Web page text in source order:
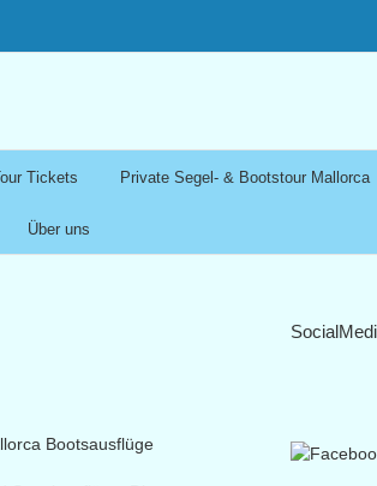
Tickets Private Segel- & Bootstour Mallorca
Über uns
Bootsausflüge